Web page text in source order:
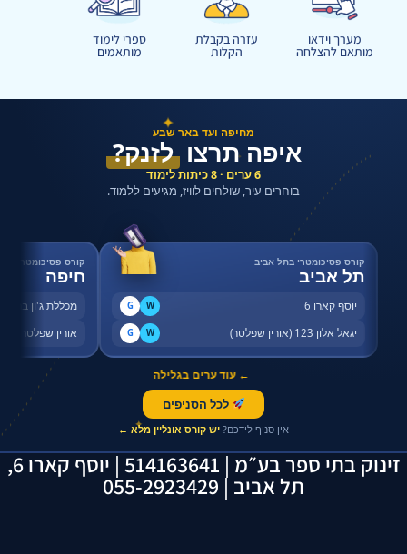
מערך וידאו
מותאם להצלחה
עזרה בקבלת
הקלות
ספרי לימוד
מותאמים
✦
✦
✦
מחיפה ועד באר שבע
איפה תרצולזנק?
6 ערים · 8 כיתות לימוד
בוחרים עיר, שולחים לוויז, מגיעים ללמוד.
קורס פסיכומטרי בתל אביב
תל אביב
יוסף קארו 6 W
G
יגאל אלון 123 (אורין שפלטר) W
G
קורס פסיכומטרי
חיפה
מכללת ג'ון
אורין שפלטר,
← עוד ערים בגלילה
לכל הסניפים
אין סניף לידכם? יש קורס אונליין מלא ←
זינוק בתי ספר בע״מ | 514163641 | יוסף קארו 6,
תל אביב | 055-2923429